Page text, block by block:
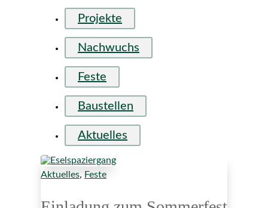
Projekte
Nachwuchs
Feste
Baustellen
Aktuelles
Aktuelles, Feste